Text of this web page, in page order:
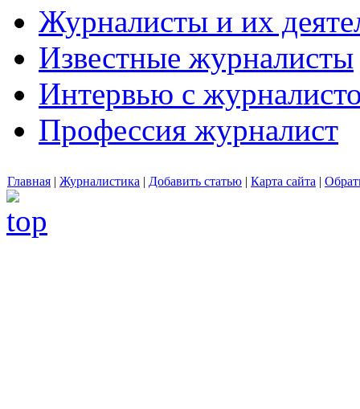
Журналисты и их
Известные журналисты
Интервью с
Профессия журналист
Главная | Журналистика | Добавить статью | Карта сайта |